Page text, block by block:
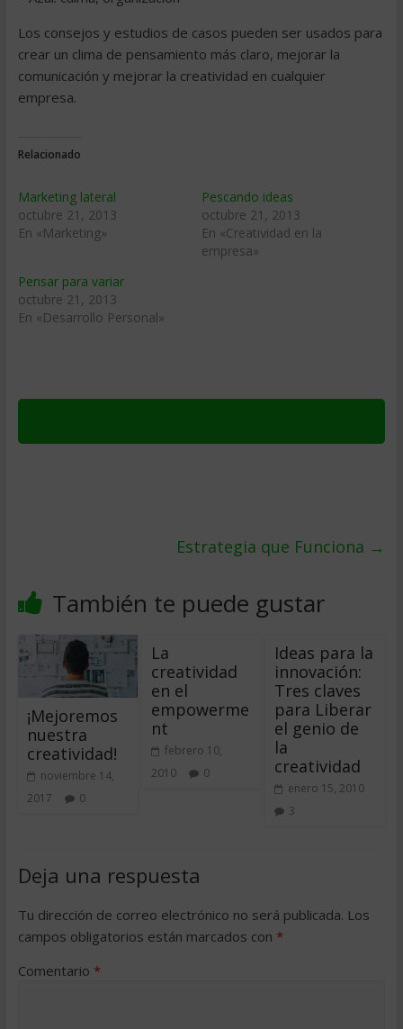
Los consejos y estudios de casos pueden ser usados para
crear un clima de pensamiento más claro, mejorar la
comunicación y mejorar la creatividad en cualquier
empresa.
Relacionado
Marketing lateral
octubre 21, 2013
En «Marketing»
Pescando ideas
octubre 21, 2013
En «Creatividad en la
empresa»
Pensar para variar
octubre 21, 2013
En «Desarrollo Personal»
Estrategia que Funciona →
También te puede gustar
¡Mejoremos
nuestra
creatividad!
noviembre 14,
2017
0
La
creatividad
en el
empowerme
nt
febrero 10,
2010
0
Ideas para la
innovación:
Tres claves
para Liberar
el genio de
la
creatividad
enero 15, 2010
3
Deja una respuesta
Tu dirección de correo electrónico no será publicada. Los
campos obligatorios están marcados con *
Comentario *